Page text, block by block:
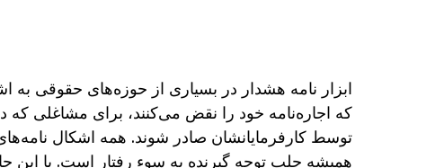
ابزار نامه هشدار در بسیاری از حوزه‌های حقوقی
که اجاره‌نامه خود را نقض می‌کنند، برای مشاغلی که
توسط کارفرمایانشان صادر شوند. همه اشکال
همیشه جلب توجه گیرنده به سوء رفتار است. با این